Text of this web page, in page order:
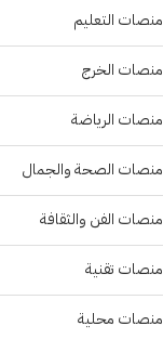
منصات التعليم
منصات الخرج
منصات الرياضة
منصات الصحة والجمال
منصات الفن والثقافة
منصات تقنية
منصات محلية